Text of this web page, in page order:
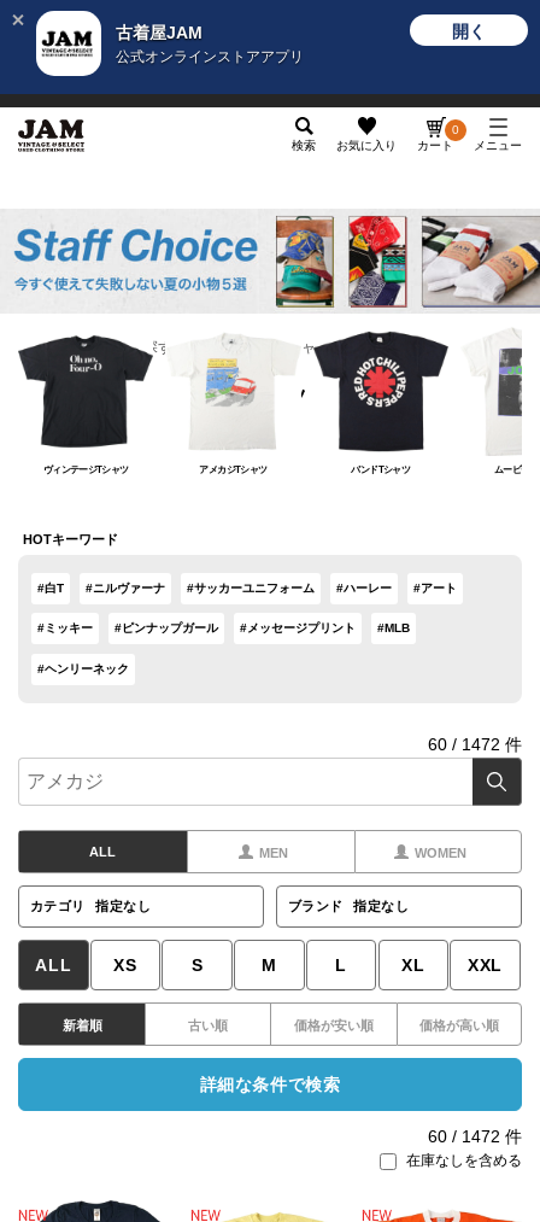
古着屋JAM
公式オンラインストアアプリ
開く
検索 お気に入り カート
0
メニュー
カテゴリから探す トップス Tシャツ
Tシャツ
ヴィンテージTシャツ アメカジTシャツ バンドTシャツ ムービーT
HOTキーワード
#白T #ニルヴァーナ #サッカーユニフォーム #ハーレー #アート
#ミッキー #ピンナップガール #メッセージプリント #MLB
#ヘンリーネック
60 / 1472 件
ALL MEN WOMEN
カテゴリ 指定なし ブランド 指定なし
ALL XS S M L XL XXL
新着順 古い順 価格が安い順 価格が高い順
詳細な条件で検索
60 / 1472 件
在庫なしを含める